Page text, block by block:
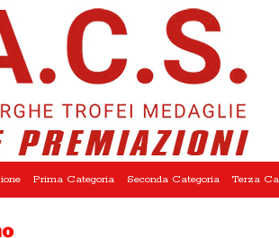
Prima Categoria Seconda Categoria Terza